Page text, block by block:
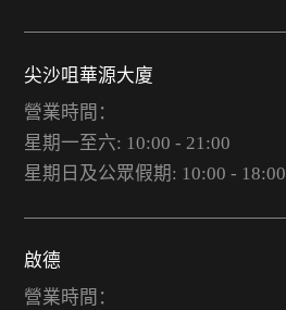
尖沙咀華源大廈
營業時間：
星期一至六: 10:00 - 21:00
星期日及公眾假期: 10:00 - 18:00
啟德
營業時間：